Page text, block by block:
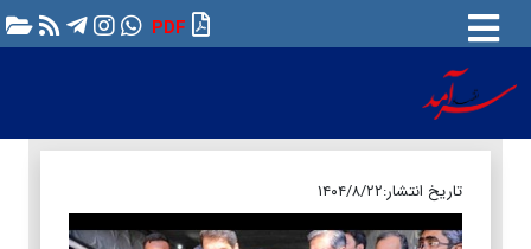
PDF
تاریخ انتشار:۱۴۰۴/۸/۲۲